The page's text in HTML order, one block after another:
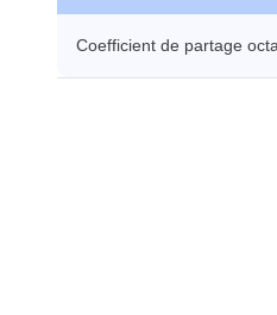
Coefficient de partage